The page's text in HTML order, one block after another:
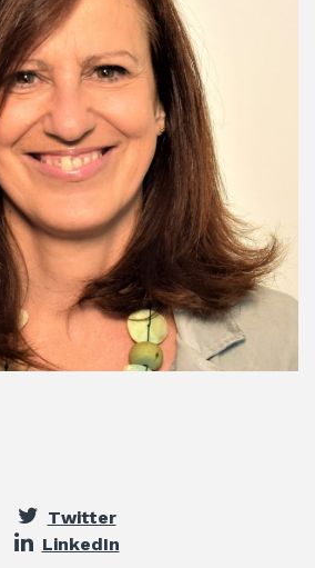
Twitter
LinkedIn